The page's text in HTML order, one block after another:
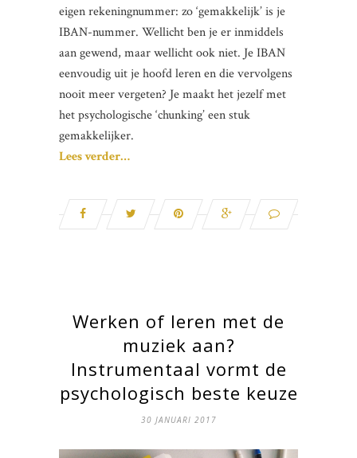
eigen rekeningnummer: zo ‘gemakkelijk’ is je
IBAN-nummer. Wellicht ben je er inmiddels
aan gewend, maar wellicht ook niet. Je IBAN
eenvoudig uit je hoofd leren en die vervolgens
nooit meer vergeten? Je maakt het jezelf met
het psychologische ‘chunking’ een stuk
gemakkelijker.
Lees verder…
Werken of leren met de
muziek aan?
Instrumentaal vormt de
psychologisch beste keuze
30 JANUARI 2017